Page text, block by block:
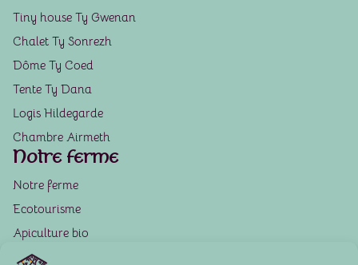
Tiny house Ty Gwenan
Chalet Ty Sonrezh
Dôme Ty Coed
Tente Ty Dana
Logis Hildegarde
Chambre Airmeth
Notre ferme
Notre ferme
Ecotourisme
Apiculture bio
Culture de fruits